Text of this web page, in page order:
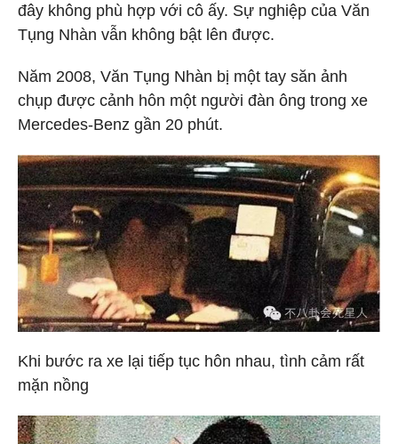
đây không phù hợp với cô ấy. Sự nghiệp của Văn
Tụng Nhàn vẫn không bật lên được.
Năm 2008, Văn Tụng Nhàn bị một tay săn ảnh
chụp được cảnh hôn một người đàn ông trong xe
Mercedes-Benz gần 20 phút.
Khi bước ra xe lại tiếp tục hôn nhau, tình cảm rất
mặn nồng